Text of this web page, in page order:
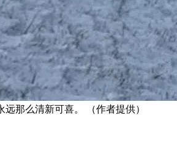
远那么清新可喜。 （作者提供）